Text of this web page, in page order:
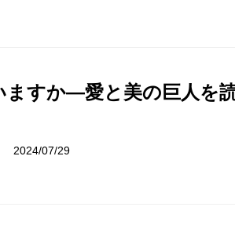
ますか―愛と美の巨人を
2024/07/29